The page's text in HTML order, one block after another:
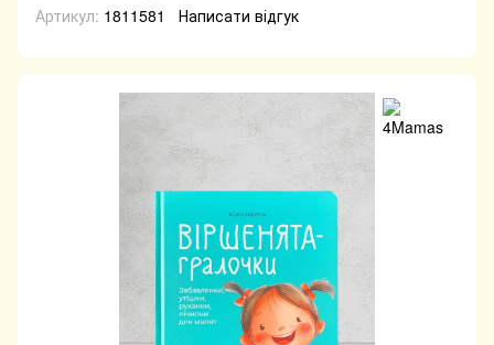
Артикул: 1811581 Написати відгук